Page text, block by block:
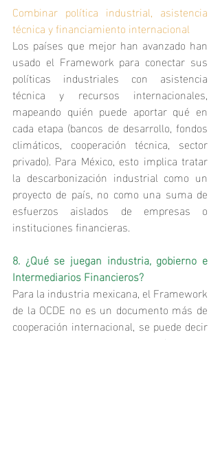
Combinar política industrial, asistencia
técnica y financiamiento internacional
Los países que mejor han avanzado han
usado el Framework para conectar sus
políticas industriales con asistencia
técnica y recursos internacionales,
mapeando quién puede aportar qué en
cada etapa (bancos de desarrollo, fondos
climáticos, cooperación técnica, sector
privado). Para México, esto implica tratar
la descarbonización industrial como un
proyecto de país, no como una suma de
esfuerzos aislados de empresas o
instituciones financieras.
8. ¿Qué se juegan industria, gobierno e
Intermediarios Financieros?
Para la industria mexicana, el Framework
de la OCDE no es un documento más de
cooperación internacional, se puede decir
que es una herramienta pragmática para